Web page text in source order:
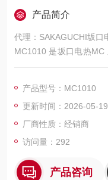
产品简介
代理：SAKAGUCHI坂口
MC1010 是坂口电热MC
m×10mm 超小型面状发
部定点加热场景设计。
产品型号：MC1010
更新时间：2026-05-19
厂商性质：经销商
访问量：292
产品咨询